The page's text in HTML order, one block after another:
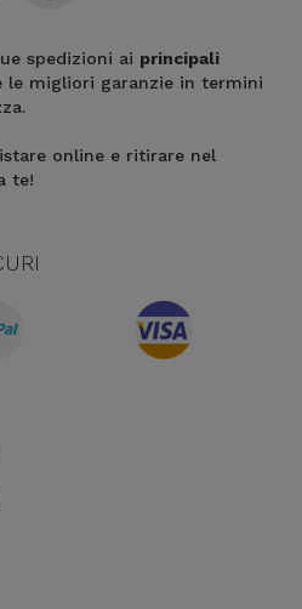
spedizioni ai principali
le migliori garanzie in termini
online e ritirare nel
te!